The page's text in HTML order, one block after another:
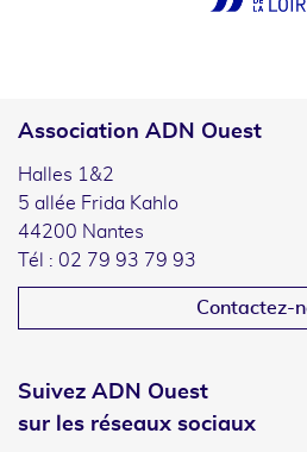
Association ADN Ouest
Halles 1&2
5 allée Frida Kahlo
44200 Nantes
Tél : 02 79 93 79 93
Contactez-
Suivez ADN Ouest
sur les réseaux sociaux